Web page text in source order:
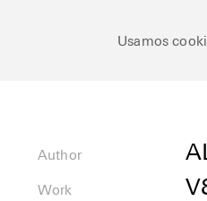
Usamos
Ceramic
Author
Work